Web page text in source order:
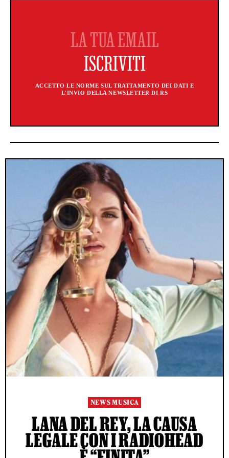
ACCETTO LE NORME SUL TRATTAMENTO DEI DATI E
L'INVIO DELLA NEWSLETTER DI RS
NEWS MUSICA
LANA DEL REY, LA CAUSA
LEGALE CON I RADIOHEAD